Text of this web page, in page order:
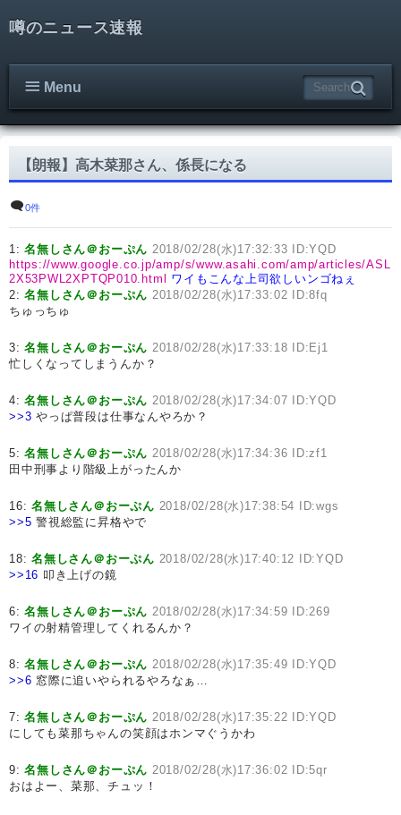
噂のニュース速報
Menu
【朗報】高木菜那さん、係長になる
0件
1:名無しさん＠おーぷん 2018/02/28(水)17:32:33 ID:YQD
https://www.google.co.jp/amp/s/www.asahi.com/amp/articles/ASL
2X53PWL2XPTQP010.html
ワイもこんな上司欲しいンゴねぇ
2:名無しさん＠おーぷん 2018/02/28(水)17:33:02 ID:8fq
ちゅっちゅ
3:名無しさん＠おーぷん 2018/02/28(水)17:33:18 ID:Ej1
忙しくなってしまうんか？
4:名無しさん＠おーぷん 2018/02/28(水)17:34:07 ID:YQD
>>3 やっぱ普段は仕事なんやろか？
5:名無しさん＠おーぷん 2018/02/28(水)17:34:36 ID:zf1
田中刑事より階級上がったんか
16:名無しさん＠おーぷん 2018/02/28(水)17:38:54 ID:wgs
>>5 警視総監に昇格やで
18:名無しさん＠おーぷん 2018/02/28(水)17:40:12 ID:YQD
>>16 叩き上げの鏡
6:名無しさん＠おーぷん 2018/02/28(水)17:34:59 ID:269
ワイの射精管理してくれるんか？
8:名無しさん＠おーぷん 2018/02/28(水)17:35:49 ID:YQD
>>6 窓際に追いやられるやろなぁ…
7:名無しさん＠おーぷん 2018/02/28(水)17:35:22 ID:YQD
にしても菜那ちゃんの笑顔はホンマぐうかわ
9:名無しさん＠おーぷん 2018/02/28(水)17:36:02 ID:5qr
おはよー、菜那、チュッ！